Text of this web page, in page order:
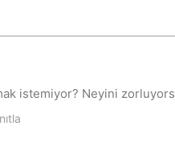
istemiyor? Neyini